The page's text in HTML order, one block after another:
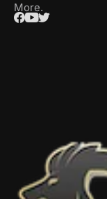
More.